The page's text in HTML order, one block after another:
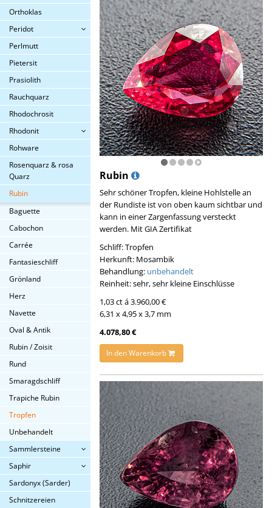
Orthoklas
Peridot
Perlmutt
Pietersit
Prasiolith
Rauchquarz
Rhodochrosit
Rhodonit
Rohware
Rosenquarz & rosa
Quarz
Rubin
Baguette
Cabochon
Carrée
Fantasieschliff
Grönland
Herz
Navette
Oval & Antik
Rubin / Zoisit
Rund
Smaragdschliff
Trapiche Rubin
Tropfen
Unbehandelt
Sammlersteine
Saphir
Sardonyx (Sarder)
Schnitzereien
Rubin
Sehr schöner Tropfen, kleine Hohlstelle an
der Rundiste ist von oben kaum sichtbar und
kann in einer Zargenfassung versteckt
werden. Mit GIA Zertifikat
Schliff: Tropfen
Herkunft: Mosambik
Behandlung: unbehandelt
Reinheit: sehr, sehr kleine Einschlüsse
1,03 ct á 3.960,00 €
6,31 x 4,95 x 3,7 mm
4.078,80 €
In den Warenkorb